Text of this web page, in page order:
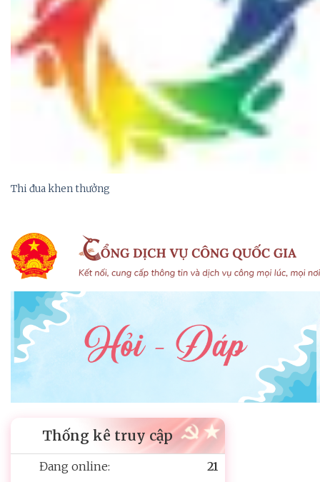
Thi đua khen thưởng
Thống kê truy cập
Đang online:
21